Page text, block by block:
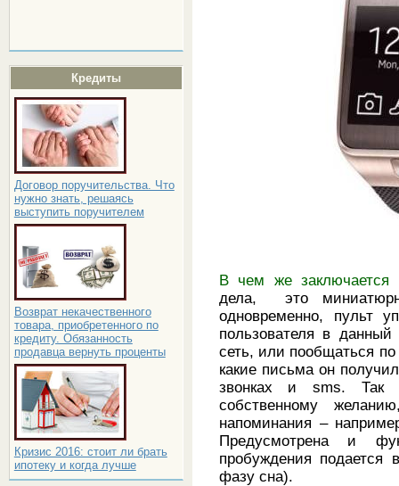
Кредиты
Договор поручительства. Что
нужно знать, решаясь
выступить поручителем
Возврат некачественного
товара, приобретенного по
кредиту. Обязанность
продавца вернуть проценты
Кризис 2016: стоит ли брать
ипотеку и когда лучше
В чем же заключается
дела, это
одновременно, пульт
пользователя в
сеть, или пообщаться
какие письма он
звонках и sms. Так
собственному
напоминания –
Предусмотрена и
пробуждения
фазу сна).